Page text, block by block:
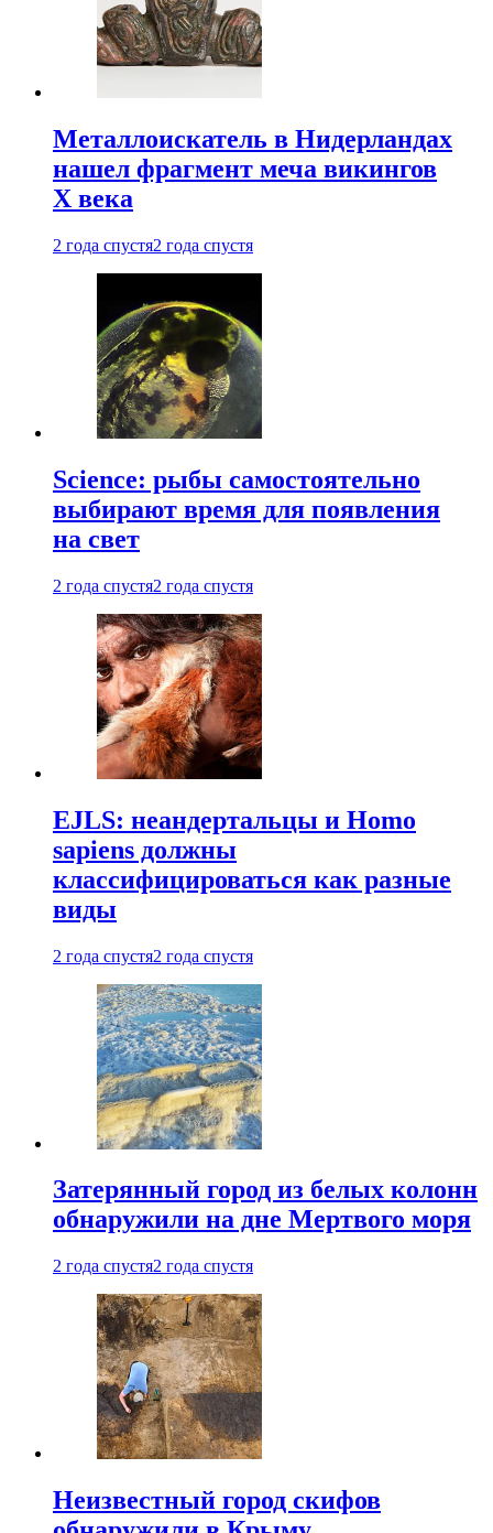
Металлоискатель в Нидерландах
нашел фрагмент меча викингов
X века
2 года спустя2 года спустя
Science: рыбы самостоятельно
выбирают время для появления
на свет
2 года спустя2 года спустя
EJLS: неандертальцы и Homo
sapiens должны
классифицироваться как разные
виды
2 года спустя2 года спустя
Затерянный город из белых колонн
обнаружили на дне Мертвого моря
2 года спустя2 года спустя
Неизвестный город скифов